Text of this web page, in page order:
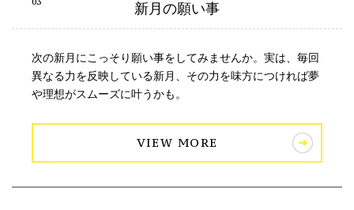
新月の願い事
次の新月にこっそり願い事をしてみませんか。実は、毎回
異なる力を反映している新月、その力を味方につければ夢
や理想がスムーズに叶うかも。
VIEW MORE